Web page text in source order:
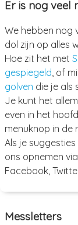
Er is nog veel
We hebben nog
dol zijn op alles
Hoe zit het met
gespiegeld , of
golven die je als
Je kunt het
even in het
menuknop in de
Als je
ons opnemen
Facebook,
Messletters